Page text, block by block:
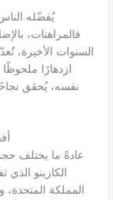
فالمراهنات،
السنوات الأخيرة،
ازدهارًا
نفسه، يُحقق
عادةً ما يختلف حجم
الكازينو الذي
المملكة المتحدة،